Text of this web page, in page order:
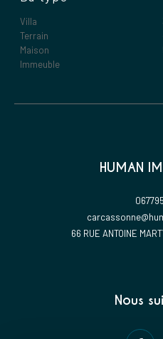
Villa
Terrain
Maison
Immeuble
HUMAN
66 RUE ANTOINE
Nous